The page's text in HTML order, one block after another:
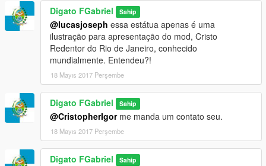
Digato FGabriel Sahip
@lucasjoseph essa estátua apenas é uma
ilustração para apresentação do mod, Cristo
Redentor do Rio de Janeiro, conhecido
mundialmente. Entendeu?!
18 Mayıs 2017 Perşembe
Digato FGabriel Sahip
@CristopherIgorme manda um contato seu.
18 Mayıs 2017 Perşembe
Digato FGabriel Sahip